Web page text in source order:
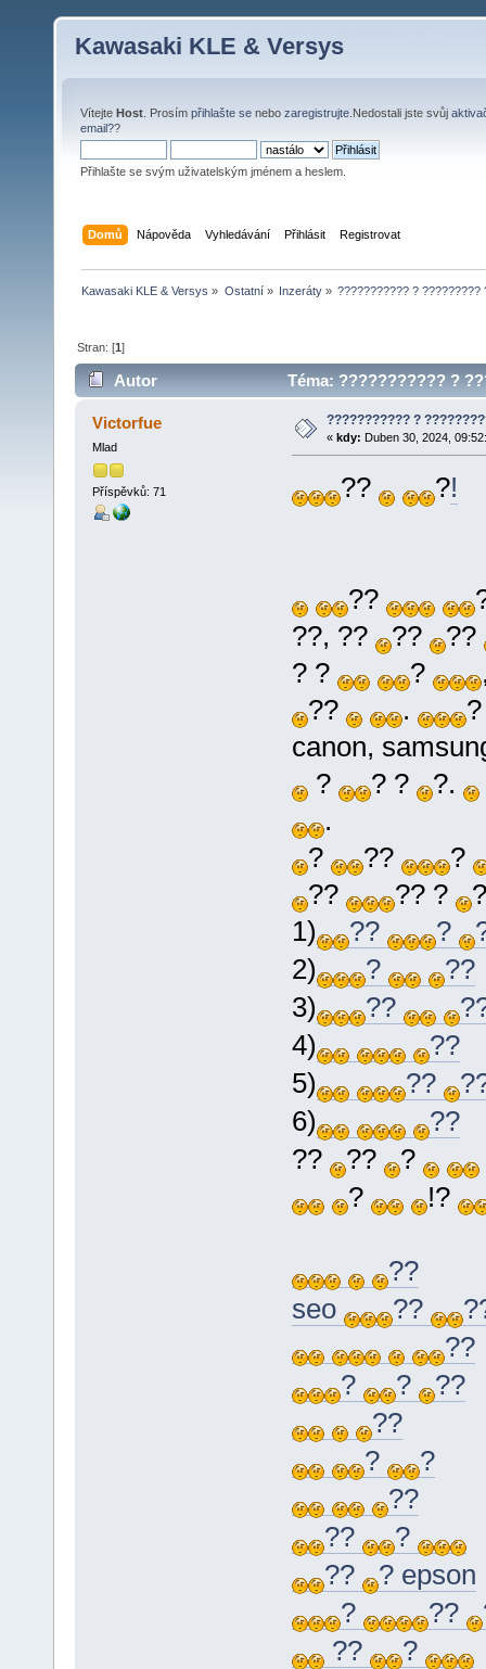
Kawasaki KLE & Versys
Vítejte Host . Prosím přihlašte se nebo zaregistrujte .Nedostali jste svůj
email??
Přihlašte se svým uživatelským jménem a heslem.
Domů Nápověda Vyhledávání Přihlásit Registrovat
Kawasaki KLE & Versys » Ostatní» Inzeráty» ??????????? ? ?????????
Stran: [1]
Autor Téma: ??????????? ?
Victorfue
Mlad
Příspěvků: 71
??????????? ?
« kdy: Duben 30, 2024,
?? ?!
??
??, ??
??
??
? ?
?
??
.
canon,
?
? ?
?.
.
?
??
?
??
?? ?
1)
?? ?
2)
?
??
3)
??
4)
??
5)
??
6)
??
??
?? ?
?
!?
??
seo
??
??
?
?
??
??
?
?
??
??
?
??
? epson
?
??
??
?